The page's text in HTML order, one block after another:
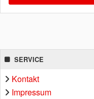
SERVICE
Kontakt
Impressum